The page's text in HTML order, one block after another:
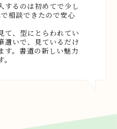
するのは初めてで少し
相談できたので安心
て、型にとらわれてい
遣いで、見ているだけ
す。書道の新しい魅力